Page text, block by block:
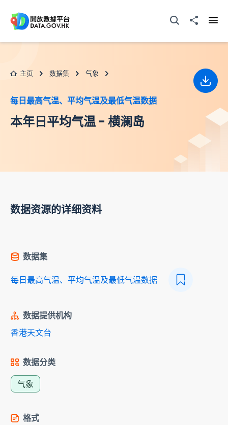
打开搜寻器分享至
主页 数据集 气象
每日最高气温、平均气温及最低气温数据
本年日平均气温 - 横澜岛
下载
数据资源的详细资料
数据集
每日最高气温、平均气温及最低气温数据
数据提供机构
香港天文台
数据分类
气象
格式